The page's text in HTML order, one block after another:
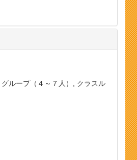
ループ（４～７人）, クラスル